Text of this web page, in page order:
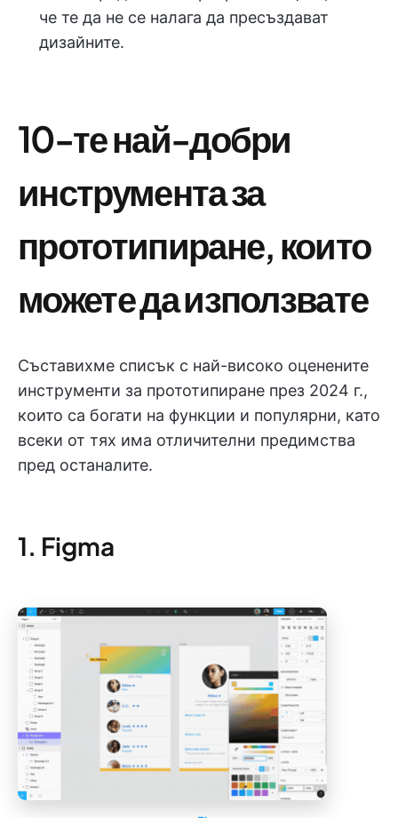
че те да не се налага да пресъздават
дизайните.
10-те най-добри
инструмента за
прототипиране, които
можете да използвате
Съставихме списък с най-високо оценените
инструменти за прототипиране през 2024 г.,
които са богати на функции и популярни, като
всеки от тях има отличителни предимства
пред останалите.
1. Figma